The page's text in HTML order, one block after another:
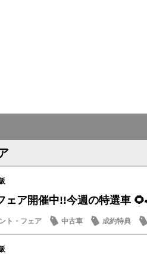
ェア開催中!!今週の特選車
ト・フェア 中古車 成約特典